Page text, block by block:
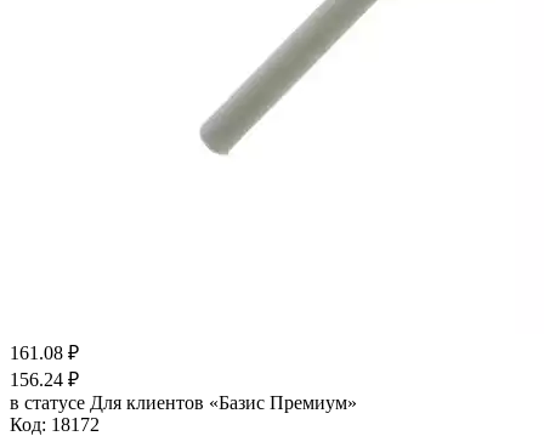
161.08 ₽
156.24 ₽
в статусе Для клиентов «Базис Премиум»
Код: 18172